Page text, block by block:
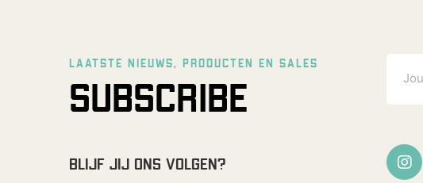
LAATSTE NIEUWS, PRODUCTEN EN SALES
SUBSCRIBE
BLIJF JIJ ONS VOLGEN?